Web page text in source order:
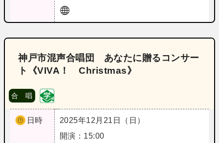
神戸市混声合唱団 あなたに贈るコンサー
ト《VIVA！ Christmas》
合 唱
日時
2025年12月21日（日）
開演：15:00